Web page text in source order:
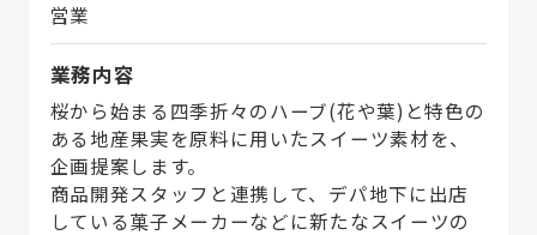
営業
業務内容
桜から始まる四季折々のハーブ(花や葉)と特色の
ある地産果実を原料に用いたスイーツ素材を、
企画提案します。
商品開発スタッフと連携して、デパ地下に出店
している菓子メーカーなどに新たなスイーツの